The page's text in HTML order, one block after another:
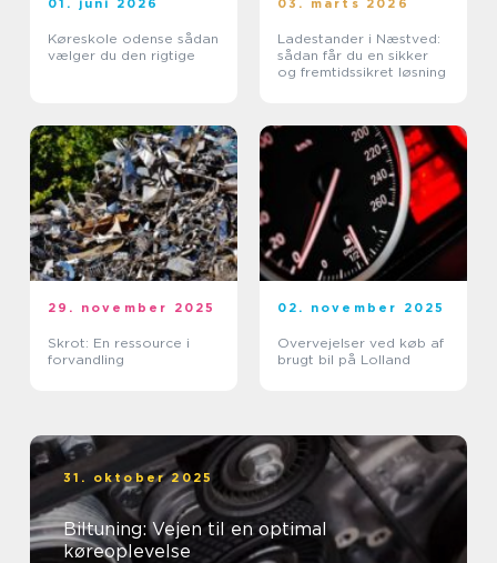
01. juni 2026
Køreskole odense sådan
vælger du den rigtige
03. marts 2026
Ladestander i Næstved:
sådan får du en sikker
og fremtidssikret løsning
29. november 2025
Skrot: En ressource i
forvandling
02. november 2025
Overvejelser ved køb af
brugt bil på Lolland
31. oktober 2025
Biltuning: Vejen til en optimal
køreoplevelse